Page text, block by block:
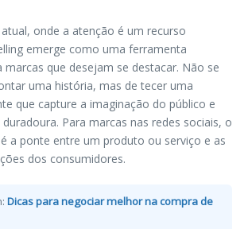
onde a atenção é um recurso
emerge como uma ferramenta
marcas que desejam se destacar. Não se
uma história, mas de tecer uma
que capture a imaginação do público e
Para marcas nas redes sociais, o
a ponte entre um produto ou serviço e as
dos consumidores.
Dicas para negociar melhor na compra de